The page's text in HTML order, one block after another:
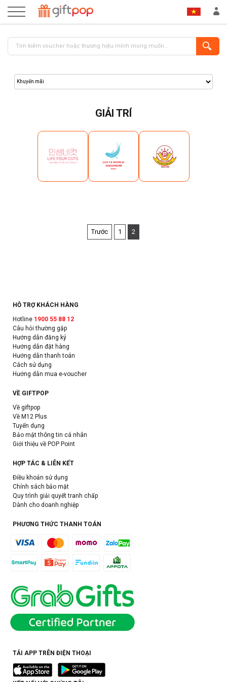
ĐĂNG KÝ
GIẢI TRÍ
Trước 1 2
HỖ TRỢ KHÁCH HÀNG
Hotline 1900 55 88 12
Câu hỏi thường gặp
Hướng dẫn đăng ký
Hướng dẫn đặt hàng
Hướng dẫn thanh toán
Cách sử dụng
Hướng dẫn mua e-voucher
VỀ GIFTPOP
Về giftpop
Về M12 Plus
Tuyển dụng
Bảo mật thông tin cá nhân
Giới thiệu về POP Point
HỢP TÁC & LIÊN KẾT
Điều khoản sử dụng
Chính sách bảo mật
Quy trình giải quyết tranh chấp
Dành cho doanh nghiệp
PHƯƠNG THỨC THANH TOÁN
TẢI APP TRÊN ĐIỆN THOẠI